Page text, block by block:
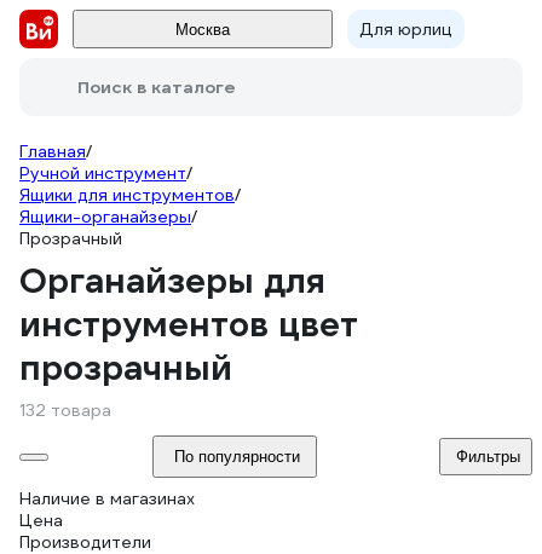
Москва Для юрлиц
Поиск в каталоге
Главная/
Ручной инструмент/
Ящики для инструментов/
Ящики-органайзеры/
Прозрачный
Органайзеры для
инструментов цвет
прозрачный
132 товара
По популярности Фильтры
Наличие в магазинах
Цена
Производители